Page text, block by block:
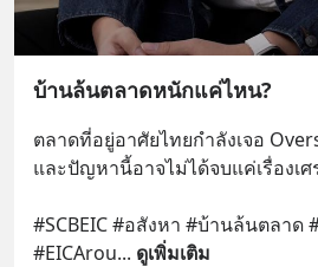
บ้านล้นตลาดหนักแค่ไหน?
ตลาดที่อยู่อาศัยไทยกำลังเจอ
และปัญหานี้อาจไม่ได้จบแค่เรื่องเศ
#SCBEIC #อสังหา #บ้านล้นตลาด
#EICArou... ดูเพิ่มเติม